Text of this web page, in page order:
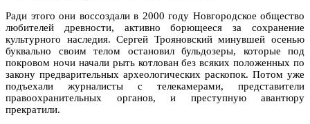
Ради этого они воссоздали в 2000 году Новгородское общество
любителей древности, активно борющееся за сохранение
культурного наследия. Сергей Трояновский минувшей осенью
буквально своим телом остановил бульдозеры, которые под
покровом ночи начали рыть котлован без всяких положенных по
закону предварительных археологических раскопок. Потом уже
подъехали журналисты с телекамерами, представители
правоохранительных органов, и преступную авантюру
прекратили.